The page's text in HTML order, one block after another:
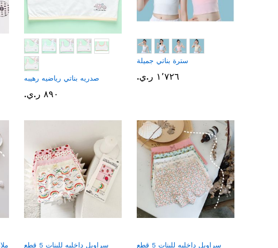
صدريه بناتي رياضيه رهيبه
٨٩٠ ر.ي.‏
سترة بناتي جميلة
١٬٧٢٦ ر.ي.‏
سراويل داخليه للبنات 5 قطع سراويل داخليه للبنات 5 قطع